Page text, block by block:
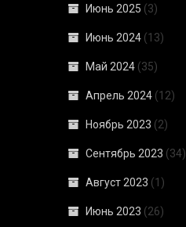
Июнь 2025 (3)
Июнь 2024 (13)
Май 2024 (35)
Апрель 2024 (12)
Ноябрь 2023 (2)
Сентябрь 2023 (34)
Август 2023 (1)
Июнь 2023 (26)